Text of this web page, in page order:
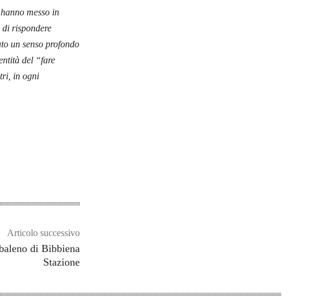
messo in
di rispondere
un senso profondo
del “fare
in ogni
Articolo successivo
di Bibbiena
Stazione